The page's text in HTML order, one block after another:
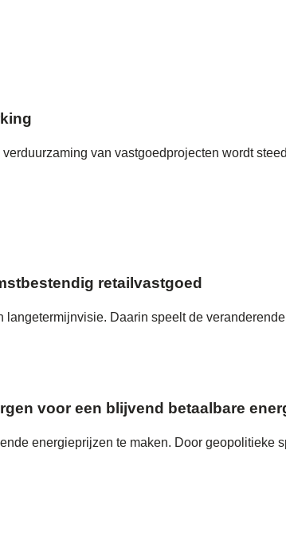
van vastgoedprojecten wordt
retailvastgoed
Daarin speelt de
voor een blijvend betaalbare
energieprijzen te maken. Door